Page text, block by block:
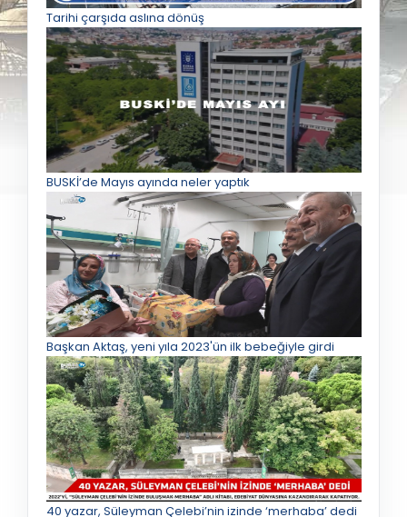
Tarihi çarşıda aslına dönüş
BUSKİ’de Mayıs ayında neler yaptık
Başkan Aktaş, yeni yıla 2023'ün ilk bebeğiyle girdi
40 yazar, Süleyman Çelebi’nin izinde ‘merhaba’ dedi